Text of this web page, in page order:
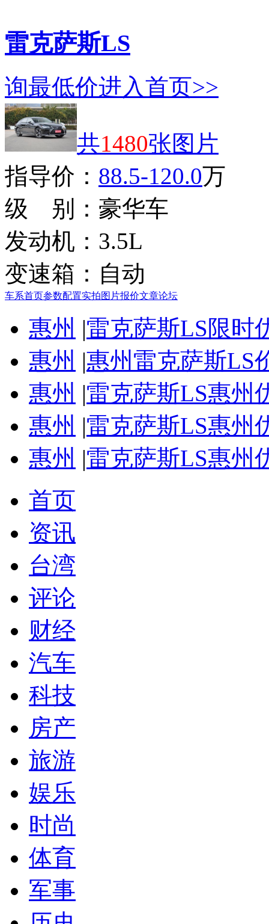
雷克萨斯LS
询最低价进入首页>>
共1480张图片
指导价： 88.5-120.0万
级 别： 豪华车
发动机： 3.5L
变速箱： 自动
车系首页参数配置实拍图片报价文章论坛
惠州 |雷克萨斯LS限时
惠州 |惠州雷克萨斯LS
惠州 |雷克萨斯LS惠州
惠州 |雷克萨斯LS惠州
惠州 |雷克萨斯LS惠州
首页
资讯
台湾
评论
财经
汽车
科技
房产
旅游
娱乐
时尚
体育
军事